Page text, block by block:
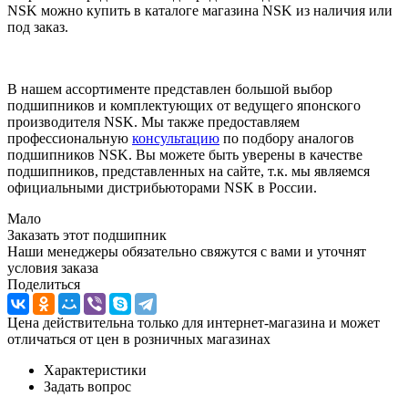
NSK можно купить в каталоге магазина NSK из наличия или
под заказ.
В нашем ассортименте представлен большой выбор
подшипников и комплектующих от ведущего японского
производителя NSK. Мы также предоставляем
профессиональную консультацию по подбору аналогов
подшипников NSK. Вы можете быть уверены в качестве
подшипников, представленных на сайте, т.к. мы являемся
официальными дистрибьюторами NSK в России.
Мало
Заказать этот подшипник
Наши менеджеры обязательно свяжутся с вами и уточнят
условия заказа
Поделиться
Цена действительна только для интернет-магазина и может
отличаться от цен в розничных магазинах
Характеристики
Задать вопрос